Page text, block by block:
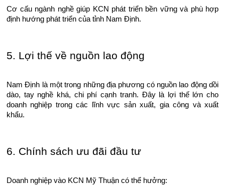
Cơ cấu ngành nghề giúp KCN phát triển bền vững và phù hợp
định hướng phát triển của tỉnh Nam Định.
5. Lợi thế về nguồn lao động
Nam Định là một trong những địa phương có nguồn lao động dồi
dào, tay nghề khá, chi phí cạnh tranh. Đây là lợi thế lớn cho
doanh nghiệp trong các lĩnh vực sản xuất, gia công và xuất
khẩu.
6. Chính sách ưu đãi đầu tư
Doanh nghiệp vào KCN Mỹ Thuận có thể hưởng: